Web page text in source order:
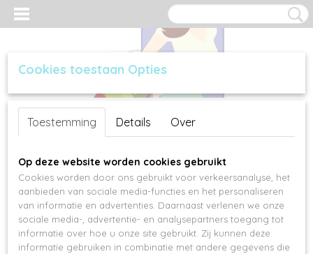
Inloggen Registreren
Cookies toestaan Opties
Toestemming Details Over
Op deze website worden cookies gebruikt
Cookies worden door ons gebruikt voor verkeersanalyse, het
aanbieden van sociale media-functies en het personaliseren
van informatie en advertenties. Daarnaast verlenen we onze
sociale media-, advertentie- en analysepartners toegang tot
informatie over hoe u onze site gebruikt. Zij kunnen deze
informatie gebruiken in combinatie met andere gegevens die